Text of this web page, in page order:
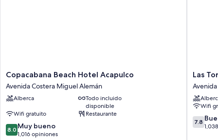
Copacabana
Beach
Hotel
Acapulco
Costera
Miguel
Alemán
Copacabana Beach Hotel Acapulco
Avenida Costera Miguel Alemán
Alberca
Todo incluido
disponible
Wifi gratuito
Restaurante
8.0
de
8.0 Muy bueno
1,016 opiniones
Las
Torres
Avenida
Costera
Miguel
Las
Wifi
7.8
de
7.8